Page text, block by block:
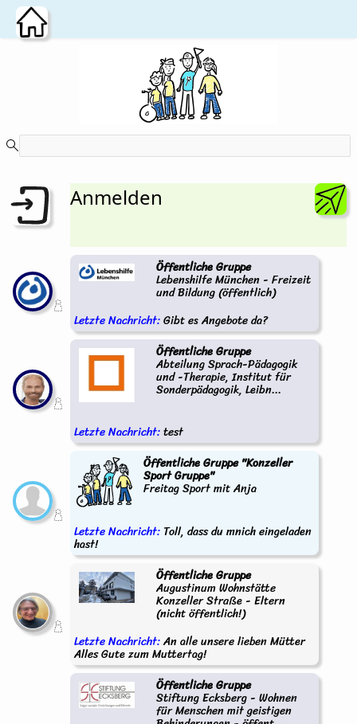
Zum Hauptinhalt wechseln
Anmelden
Öffentliche Gruppe
Lebenshilfe München - Freizeit
und Bildung (öffentlich)
Letzte Nachricht:Gibt es Angebote da?
Öffentliche Gruppe
Abteilung Sprach-Pädagogik
und -Therapie, Institut für
Sonderpädagogik, Leibn...
Letzte Nachricht:test
Öffentliche Gruppe "Konzeller
Sport Gruppe"
Freitag Sport mit Anja
Letzte Nachricht: Toll, dass du mnich eingeladen
hast!
Öffentliche Gruppe
Augustinum Wohnstätte
Konzeller Straße - Eltern
(nicht öffentlich!)
Letzte Nachricht:An alle unsere lieben Mütter
Alles Gute zum Muttertag!
Öffentliche Gruppe
Stiftung Ecksberg - Wohnen
für Menschen mit geistigen